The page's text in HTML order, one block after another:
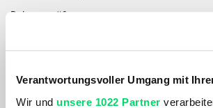
Verantwortungsvoller Umgang mit
Wir und unsere 1022 Partner
Rahmengröße:
UNISEX / HOHER EINSTIEG